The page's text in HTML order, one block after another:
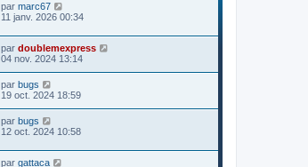
par marc67
11 janv. 2026 00:34
par doublemexpress
04 nov. 2024 13:14
par bugs
19 oct. 2024 18:59
par bugs
12 oct. 2024 10:58
par gattaca